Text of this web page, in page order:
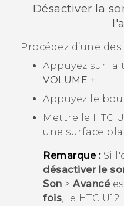
Désactiver la
Procédez d’une
Appuyez sur la
VOLUME +.
Appuyez le
Mettre le HTC
une surface
Remarque :Si
désactiver le
Son > Avancé
fois, le HTC U12+‍